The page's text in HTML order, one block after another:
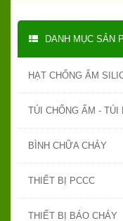
DANH MỤC SẢN
HẠT CHỐNG ẨM
TÚI CHỐNG ẨM - TÚI
BÌNH CHỮA CHÁY
THIẾT BỊ PCCC
THIẾT BỊ BÁO CHÁY